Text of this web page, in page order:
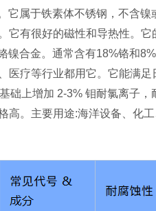
它属于铁素体不锈钢，不含
它有很好的磁性和导热性。它
镍合金。通常含有18%铬和
医疗等行业都用它。它能满
础上增加 2-3% 钼耐氯离子
高。主要用途:海洋设备、化